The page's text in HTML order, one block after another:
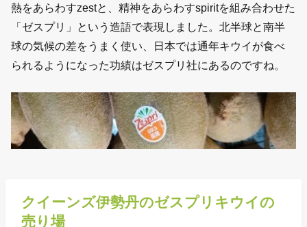
熱をあらわすzestと、精神をあらわすspiritを組み合わせた
「ゼスプリ」という造語で表現しました。北半球と南半
球の気候の差をうまく使い、日本では通年キウイが食べ
られるようになった功績はゼスプリ社にあるのですね。
クイーンズ伊勢丹のゼスプリキウイの
売り場